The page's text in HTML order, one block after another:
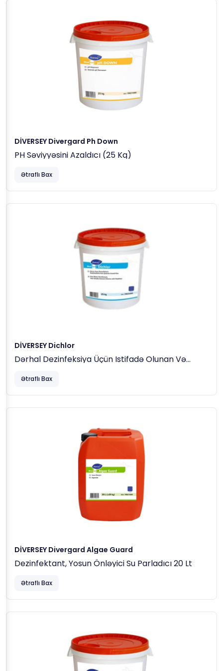
DİVERSEY Divergard Ph Down
PH Səviyyəsini Azaldıcı (25 Kq)
Ətraflı Bax
DİVERSEY Dichlor
Dərhal Dezinfeksiya Üçün Istifadə Olunan Və
Kq)
Ətraflı Bax
DİVERSEY Divergard Algae Guard
Dezinfektant, Yosun Önləyici Su Parladıcı 20 Lt
Ətraflı Bax